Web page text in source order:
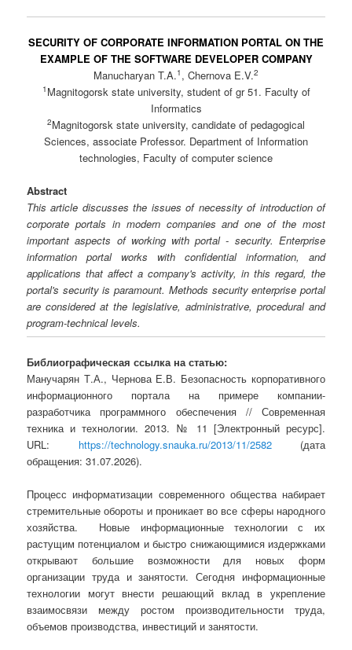
SECURITY OF CORPORATE INFORMATION PORTAL ON THE
EXAMPLE OF THE SOFTWARE DEVELOPER COMPANY
Manucharyan T.A.1 , Chernova E.V.2
1 Magnitogorsk state university, student of gr 51. Faculty of
Informatics
2Magnitogorsk state university, candidate of pedagogical
Sciences, associate Professor. Department of Information
technologies, Faculty of computer science
Abstract
This article discusses the issues of necessity of introduction of
corporate portals in modern companies and one of the most
important aspects of working with portal - security. Enterprise
information portal works with confidential information, and
applications that affect a company's activity, in this regard, the
portal's security is paramount. Methods security enterprise portal
are considered at the legislative, administrative, procedural and
program-technical levels.
Библиографическая ссылка на статью:
Манучарян Т.А., Чернова Е.В. Безопасность корпоративного
информационного портала на примере компании-
разработчика программного обеспечения // Современная
техника и технологии. 2013. № 11 [Электронный ресурс].
URL: https://technology.snauka.ru/2013/11/2582(дата
обращения: 31.07.2026).
Процесс информатизации современного общества набирает
стремительные обороты и проникает во все сферы народного
хозяйства. Новые информационные технологии с их
растущим потенциалом и быстро снижающимися издержками
открывают большие возможности для новых форм
организации труда и занятости. Сегодня информационные
технологии могут внести решающий вклад в укрепление
взаимосвязи между ростом производительности труда,
объемов производства, инвестиций и занятости.